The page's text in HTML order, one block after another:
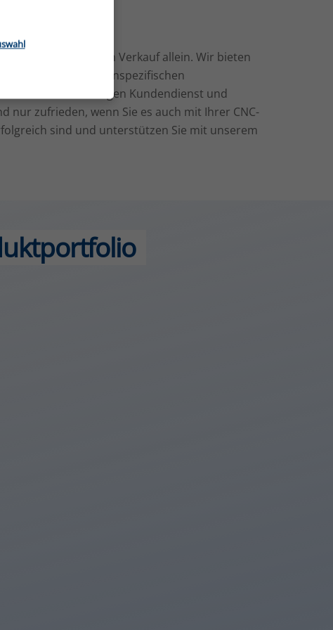
nicht mit dem Verkauf allein. Wir bieten
die von kundenspezifischen
hin zum zuverlässigen Kundendienst und
nur zufrieden, wenn Sie es auch mit Ihrer CNC-
sind und unterstützen Sie mit unserem